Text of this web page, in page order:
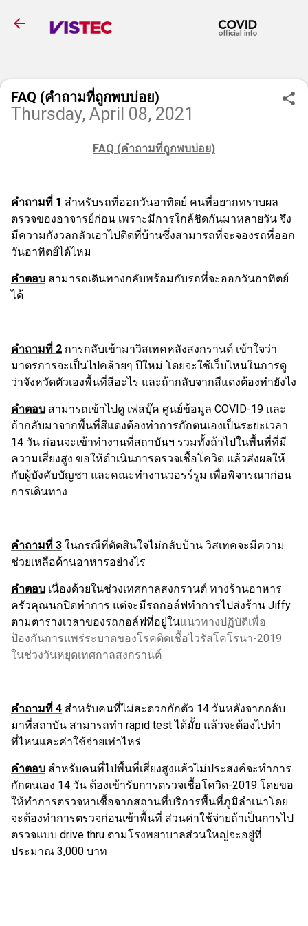
FAQ (คำถามที่ถูกพบบ่อย)
Thursday, April 08, 2021
FAQ (คำถามที่ถูกพบบ่อย)
คำถามที่ 1 สำหรับรถที่ออกวันอาทิตย์ คนที่อยากทราบผล
ตรวจของอาจารย์ก่อน เพราะมีการใกล้ชิดกันมาหลายวัน จึง
มีความกังวลกลัวเอาไปติดที่บ้านซึ่งสามารถที่จะจองรถที่ออก
วันอาทิตย์ได้ไหม
คำตอบ สามารถเดินทางกลับพร้อมกับรถที่จะออกวันอาทิตย์
ได้
คำถามที่ 2 การกลับเข้ามาวิสเทคหลังสงกรานต์ เข้าใจว่า
มาตรการจะเป็นไปคล้ายๆ ปีใหม่ โดยจะใช้เว็บไหนในการดู
ว่าจังหวัดตัวเองพื้นที่สีอะไร และถ้ากลับจากสีแดงต้องทํายังไง
คำตอบ สามารถเข้าไปดู เฟสบุ๊ค ศูนย์ข้อมูล COVID-19 และ
ถ้ากลับมาจากพื้นที่สีแดงต้องทำการกักตนเองเป็นระยะเวลา
14 วัน ก่อนจะเข้าทำงานที่สถาบันฯ รวมทั้งถ้าไปในพื้นที่ที่มี
ความเสี่ยงสูง ขอให้ดำเนินการตรวจเชื้อโควิด แล้วส่งผลให้
กับผู้บังคับบัญชา และคณะทำงานวอรร์รูม เพื่อพิจารณาก่อน
การเดินทาง
คำถามที่ 3 ในกรณีที่ตัดสินใจไม่กลับบ้าน วิสเทคจะมีความ
ช่วยเหลือด้านอาหารอย่างไร
คำตอบ เนื่องด้วยในช่วงเทศกาลสงกรานต์ ทางร้านอาหาร
ครัวคุณนกปิดทำการ แต่จะมีรถกอล์ฟทำการไปส่งร้าน Jiffy
ตามตารางเวลาของรถกอล์ฟที่อยู่ในแนวทางปฏิบัติเพื่อ
ป้องกันการแพร่ระบาดของโรคติดเชื้อไวรัสโคโรนา-2019
ในช่วงวันหยุดเทศกาลสงกรานต์
คำถามที่ 4 สําหรับคนที่ไม่สะดวกกักตัว 14 วันหลังจากกลับ
มาที่สถาบัน สามารถทํา rapid testได้มั้ย แล้วจะต้องไปทํา
ที่ไหนและค่าใช้จ่ายเท่าไหร่
คำตอบ สำหรับคนที่ไปพื้นที่เสี่ยงสูงแล้วไม่ประสงค์จะทำการ
กักตนเอง 14 วัน ต้องเข้ารับการตรวจเชื้อโควิด-2019 โดยขอ
ให้ทำการตรวจหาเชื้อจากสถานที่บริการพื้นที่ภูมิลำเนาโดย
จะต้องทำการตรวจก่อนเข้าพื้นที่ ส่วนค่าใช้จ่ายถ้าเป็นการไป
ตรวจแบบ drive thru ตามโรงพยาบาลส่วนใหญ่จะอยู่ที่
ประมาณ 3,000 บาท